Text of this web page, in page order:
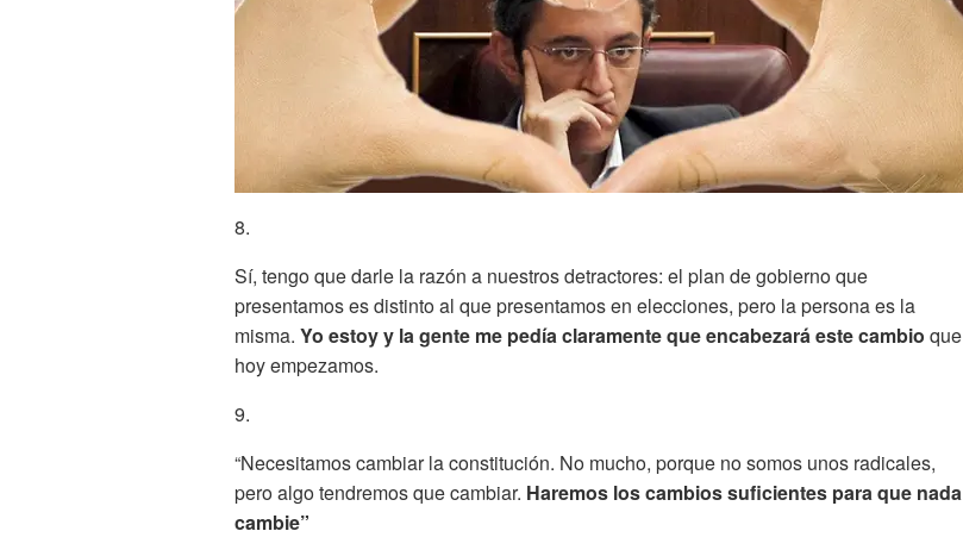
8.
Sí, tengo que darle la razón a nuestros detractores: el plan de gobierno que
presentamos es distinto al que presentamos en elecciones, pero la persona es la
misma. Yo estoy y la gente me pedía claramente que encabezará este cambio que
hoy empezamos.
9.
“Necesitamos cambiar la constitución. No mucho, porque no somos unos radicales,
pero algo tendremos que cambiar. Haremos los cambios suficientes para que nada
cambie”